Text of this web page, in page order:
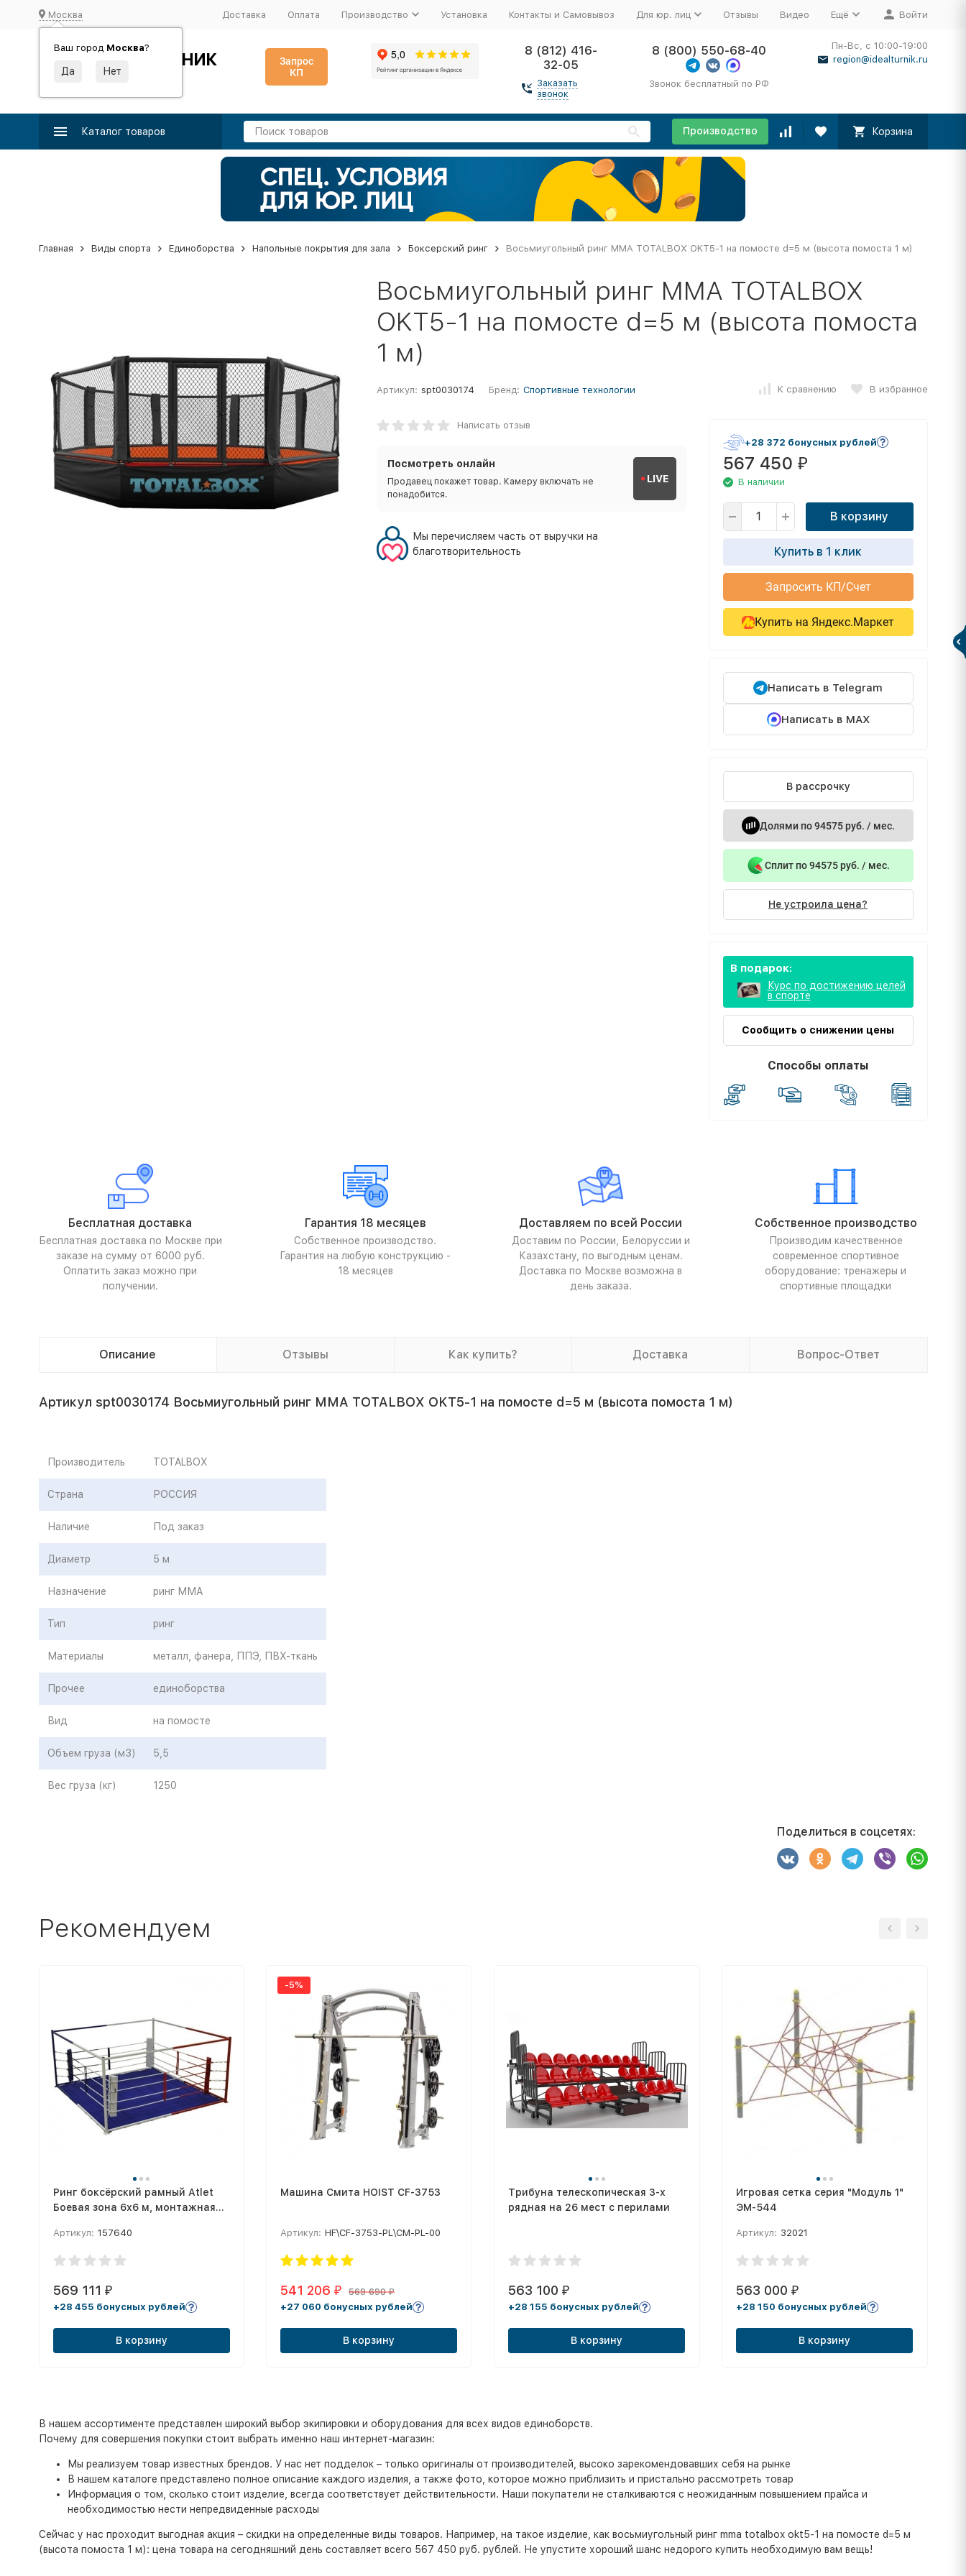
Москва
Ваш город Москва?
Доставка Оплата Производство Установка Контакты и Самовывоз Для юр. лиц Отзывы Видео Ещё Войти
ИДЕАЛЬНЫЙ ТУРНИК
Производство и поставка спортивного оборудования
Запрос
КП
8 (812) 416-
32-05
Заказать
звонок
8 (800) 550-68-40
Звонок бесплатный по РФ
Пн-Вс, с 10:00-19:00
region@idealturnik.ru
Каталог товаров Производство Корзина
Главная Виды спорта Единоборства Напольные покрытия для зала Боксерский ринг Восьмиугольный ринг MMA TOTALBOX OKT5-1 на помосте d=5 м (высота помоста 1 м)
Восьмиугольный ринг MMA TOTALBOX
OKT5-1 на помосте d=5 м (высота помоста
1 м)
Артикул: spt0030174 Бренд: Спортивные технологии К сравнению В избранное
Написать отзыв
Посмотреть онлайн
Продавец покажет товар. Камеру включать не
понадобится.
LIVE
Мы перечисляем часть от выручки на
благотворительность
+28 372 бонусных рублей
567 450 ₽
В наличии
В корзину
Купить в 1 клик
Запросить КП/Счет
Купить на Яндекс.Маркет
Написать в Telegram
Написать в MAX
В рассрочку
Долями по 94575 руб. / мес.
Сплит по 94575 руб. / мес.
Не устроила цена?
В подарок:
Курс по достижению целей
в спорте
Сообщить о снижении цены
Способы оплаты
Бесплатная доставка
Бесплатная доставка по Москве при
заказе на сумму от 6000 руб.
Оплатить заказ можно при
получении.
Гарантия 18 месяцев
Собственное производство.
Гарантия на любую конструкцию -
18 месяцев
Доставляем по всей России
Доставим по России, Белоруссии и
Казахстану, по выгодным ценам.
Доставка по Москве возможна в
день заказа.
Собственное производство
Производим качественное
современное спортивное
оборудование: тренажеры и
спортивные площадки
Описание Отзывы Как купить? Доставка Вопрос-Ответ
Артикул spt0030174 Восьмиугольный ринг MMA TOTALBOX OKT5-1 на помосте d=5 м (высота помоста 1 м)
Производитель TOTALBOX
Страна РОССИЯ
Наличие Под заказ
Диаметр 5 м
Назначение ринг ММА
Тип ринг
Материалы металл, фанера, ППЭ, ПВХ-ткань
Прочее единоборства
Вид на помосте
Объем груза (м3) 5,5
Вес груза (кг) 1250
Поделиться в соцсетях:
Рекомендуем
Ринг боксёрский рамный Atlet
Боевая зона 6х6 м, монтажная
Артикул: 157640
569 111 ₽
+28 455 бонусных рублей
В корзину
-5%
Машина Смита HOIST CF-3753
Артикул: HF\CF-3753-PL\CM-PL-00
541 206₽ 569 690₽
+27 060 бонусных рублей
В корзину
Трибуна телескопическая 3-х
рядная на 26 мест с перилами
563 100 ₽
+28 155 бонусных рублей
В корзину
Игровая сетка серия "Модуль 1"
ЭМ-544
Артикул: 32021
563 000 ₽
+28 150 бонусных рублей
В корзину
В нашем ассортименте представлен широкий выбор экипировки и оборудования для всех видов единоборств.
Почему для совершения покупки стоит выбрать именно наш интернет-магазин:
Мы реализуем товар известных брендов. У нас нет подделок – только оригиналы от производителей, высоко зарекомендовавших себя на рынке
В нашем каталоге представлено полное описание каждого изделия, а также фото, которое можно приблизить и пристально рассмотреть товар
Информация о том, сколько стоит изделие, всегда соответствует действительности. Наши покупатели не сталкиваются с неожиданным повышением прайса и
необходимостью нести непредвиденные расходы
Сейчас у нас проходит выгодная акция – скидки на определенные виды товаров. Например, на такое изделие, как восьмиугольный ринг mma totalbox okt5-1 на помосте d=5 м
(высота помоста 1 м): цена товара на сегодняшний день составляет всего 567 450 руб. рублей. Не упустите хороший шанс недорого купить необходимую вам вещь!